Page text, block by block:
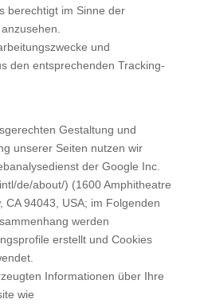
berechtigt im Sinne der
und
den entsprechenden Tracking-
Gestaltung und
unserer Seiten nutzen wir
der Google Inc.
de/about/) (1600 Amphitheatre
CA 94043, USA; im Folgenden
werden
erstellt und Cookies
Informationen über Ihre
wie